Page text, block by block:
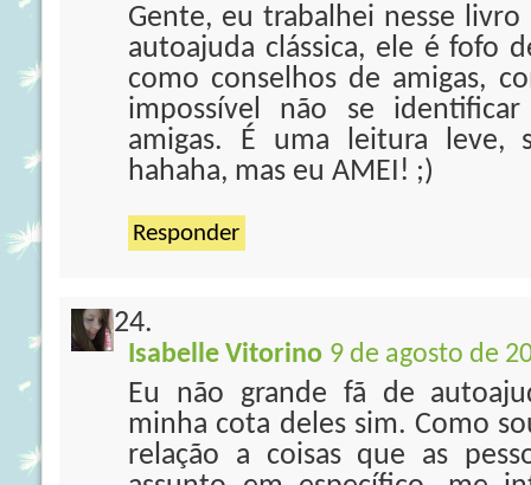
Gente, eu trabalhei nesse
autoajuda clássica, ele é fofo
como conselhos de amigas,
impossível não se
amigas. É uma leitura leve,
hahaha, mas eu AMEI! ;)
Responder
Isabelle Vitorino 9 de agosto de
Eu não grande fã de
minha cota deles sim. Como
relação a coisas que as